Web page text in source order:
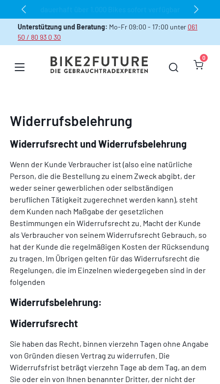
Zum Hauptinhalt springen
Unterstützung und Beratung: Mo-Fr 09:00 - 17:00 unter 061
50 / 80 93 0 30
0
Widerrufsbelehrung
Widerrufsrecht und Widerrufsbelehrung
Wenn der Kunde Verbraucher ist (also eine natürliche
Person, die die Bestellung zu einem Zweck abgibt, der
weder seiner gewerblichen oder selbständigen
beruflichen Tätigkeit zugerechnet werden kann), steht
dem Kunden nach Maßgabe der gesetzlichen
Bestimmungen ein Widerrufsrecht zu. Macht der Kunde
als Verbraucher von seinem Widerrufsrecht Gebrauch, so
hat der Kunde die regelmäßigen Kosten der Rücksendung
zu tragen. Im Übrigen gelten für das Widerrufsrecht die
Regelungen, die im Einzelnen wiedergegeben sind in der
folgenden
Widerrufsbelehrung:
Widerrufsrecht
Sie haben das Recht, binnen vierzehn Tagen ohne Angabe
von Gründen diesen Vertrag zu widerrufen. Die
Widerrufsfrist beträgt vierzehn Tage ab dem Tag, an dem
Sie oder ein von Ihnen benannter Dritter, der nicht der